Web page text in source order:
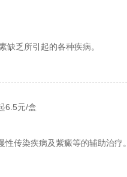
缺乏所引起的各种疾病。
6.5元/盒
传染疾病及紫癜等的辅助治疗。